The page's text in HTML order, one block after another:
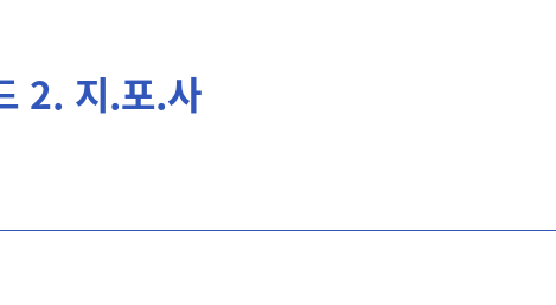
2. 지.포.사